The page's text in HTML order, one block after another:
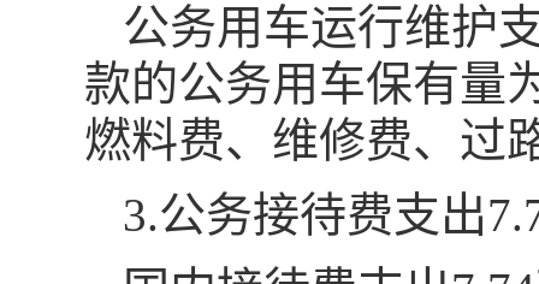
公务用车运行维护
款的公务用车保有量
燃料费、维修费、过
3.公务接待费支出